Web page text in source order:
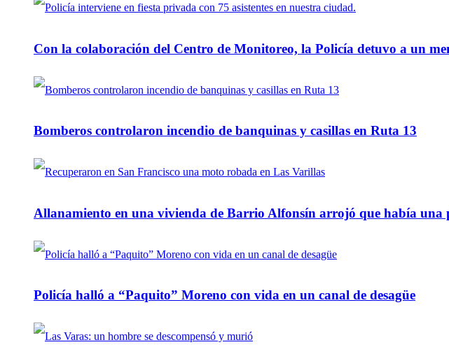
Con la colaboración del Centro de Monitoreo, la Policía detuvo a un
Bomberos controlaron incendio de banquinas y casillas en Ruta 13
Allanamiento en una vivienda de Barrio Alfonsín arrojó que había
Policía halló a “Paquito” Moreno con vida en un canal de desagüe